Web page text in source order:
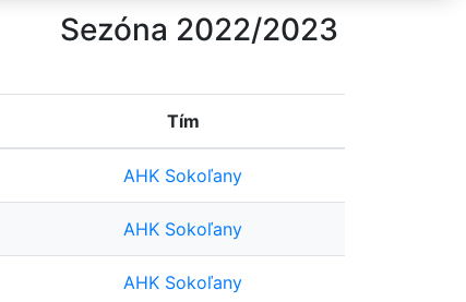
Sezóna 2022/2023
Tím
AHK Sokoľany
AHK Sokoľany
AHK Sokoľany